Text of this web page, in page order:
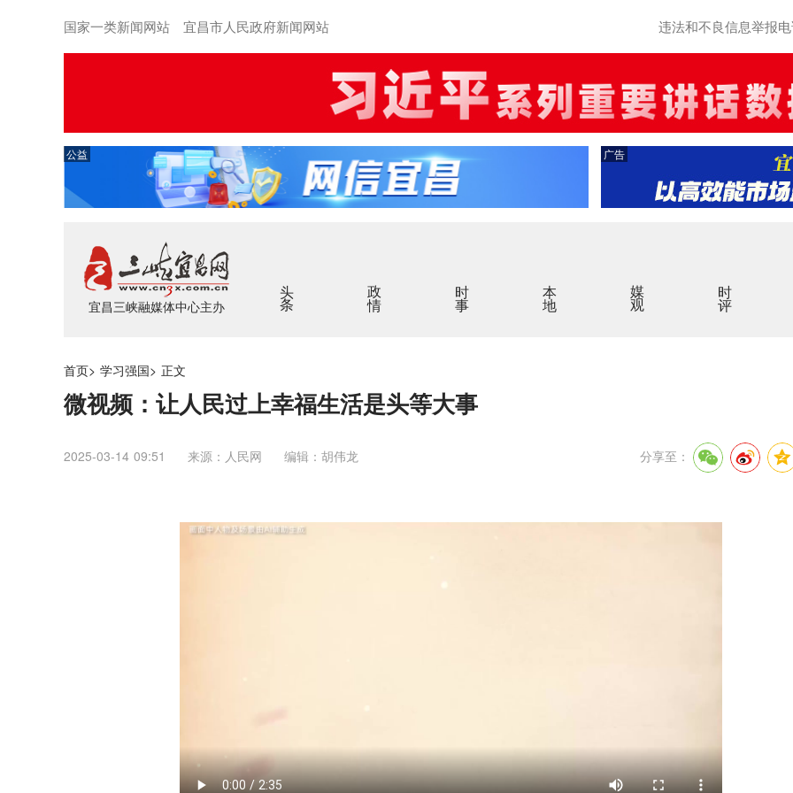
国家一类新闻网站 宜昌市人民政府新闻网站 违法和不良信息举报
公益 广告
宜昌三峡融媒体中心主办
头条 政情 时事 本地 媒观 时评
首页> 学习强国> 正文
微视频：让人民过上幸福生活是头等大事
2025-03-14 09:51 来源：人民网 编辑：胡伟龙 分享至：